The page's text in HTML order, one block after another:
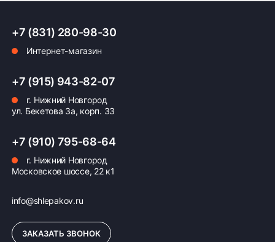
+7 (831) 280-98-30
Интернет-магазин
+7 (915) 943-82-07
г. Нижний Новгород
ул. Бекетова 3а, корп. 33
+7 (910) 795-68-64
г. Нижний Новгород
Московское шоссе, 22 к1
info@shlepakov.ru
ЗАКАЗАТЬ ЗВОНОК